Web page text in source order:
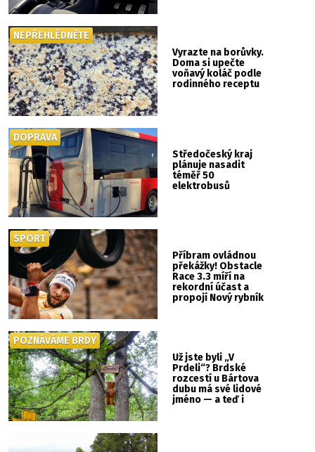
Vyrazte na borůvky.
Doma si upečte
voňavý koláč podle
rodinného receptu
NEPŘEHLÉDNĚTE
Středočeský kraj
plánuje nasadit
téměř 50
elektrobusů
DOPRAVA
Příbram ovládnou
překážky! Obstacle
Race 3.3 míří na
rekordní účast a
propojí Nový rybník
SPORT
Už jste byli „V
Prdeli“? Brdské
rozcestí u Bártova
dubu má své lidové
jméno — a teď i
POZNÁVÁME BRDY